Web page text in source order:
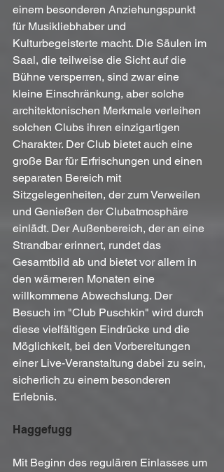
einem besonderen Anziehungspunkt
für Musikliebhaber und
Kulturbegeisterte macht. Die Säulen im
Saal, die teilweise die Sicht auf die
Bühne versperren, sind zwar eine
kleine Einschränkung, aber solche
architektonischen Merkmale verleihen
solchen Clubs ihren einzigartigen
Charakter. Der Club bietet auch eine
große Bar für Erfrischungen und einen
separaten Bereich mit
Sitzgelegenheiten, der zum Verweilen
und Genießen der Clubatmosphäre
einlädt. Der Außenbereich, der an eine
Strandbar erinnert, rundet das
Gesamtbild ab und bietet vor allem in
den wärmeren Monaten eine
willkommene Abwechslung. Der
Besuch im "Club Puschkin" wird durch
diese vielfältigen Eindrücke und die
Möglichkeit, bei den Vorbereitungen
einer Live-Veranstaltung dabei zu sein,
sicherlich zu einem besonderen
Erlebnis.
Haggefugg
Mit Beginn des regulären Einlasses um